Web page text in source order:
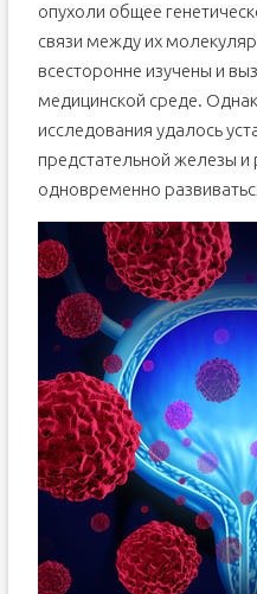
опухоли общее
связи между их
всесторонне изучены и
медицинской среде.
исследования удалось
предстательной железы
одновременно